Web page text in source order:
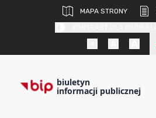
MAPA STRONY
biuletyn
informacji publicznej